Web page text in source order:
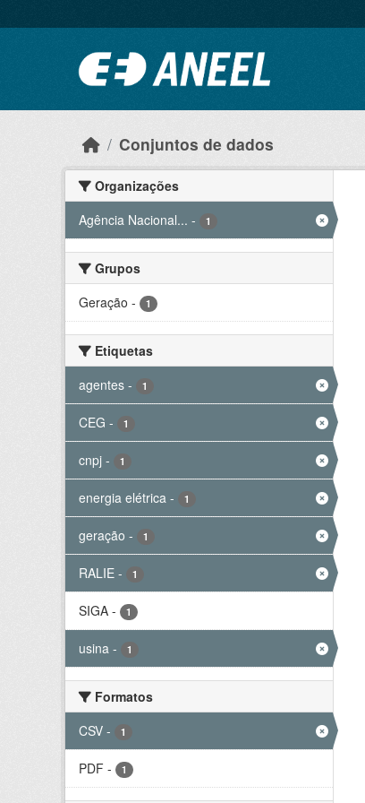
Conjuntos de dados
Organizações
Agência Nacional... - 1
Grupos
Geração - 1
Etiquetas
agentes - 1
CEG - 1
cnpj - 1
energia elétrica - 1
geração - 1
RALIE - 1
SIGA - 1
usina - 1
Formatos
CSV - 1
PDF - 1